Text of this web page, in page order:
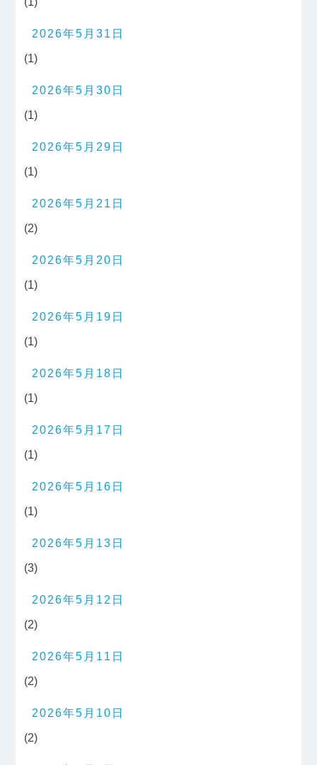
2026年5月31日
(1)
2026年5月30日
(1)
2026年5月29日
(1)
2026年5月21日
(2)
2026年5月20日
(1)
2026年5月19日
(1)
2026年5月18日
(1)
2026年5月17日
(1)
2026年5月16日
(1)
2026年5月13日
(3)
2026年5月12日
(2)
2026年5月11日
(2)
2026年5月10日
(2)